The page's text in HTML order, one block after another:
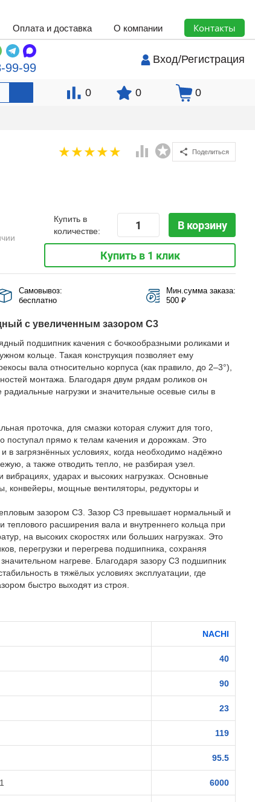
Оплата и доставка О компании Контакты
99-99
Вход/Регистрация
0 0 0
Поделиться
Купить в
количестве:
В корзину
Купить в 1 клик
Самовывоз:
бесплатно
Мин.сумма заказа:
500 ₽
с увеличенным зазором C3
подшипник качения с бочкообразными роликами и
кольце. Такая конструкция позволяет ему
вала относительно корпуса (как правило, до 2–3°),
монтажа. Благодаря двум рядам роликов он
нагрузки и значительные осевые силы в
проточка, для смазки которая служит для того,
поступал прямо к телам качения и дорожкам. Это
в загрязнённых условиях, когда необходимо надёжно
а также отводить тепло, не разбирая узел.
ударах и высоких нагрузках. Основные
конвейеры, мощные вентиляторы, редукторы и
зазором C3. Зазор C3 превышает нормальный и
теплового расширения вала и внутреннего кольца при
на высоких скоростях или больших нагрузках. Это
перегрузки и перегрева подшипника, сохраняя
нагреве. Благодаря зазору C3 подшипник
в тяжёлых условиях эксплуатации, где
быстро выходят из строя.
NACHI
40
90
23
119
95.5
6000